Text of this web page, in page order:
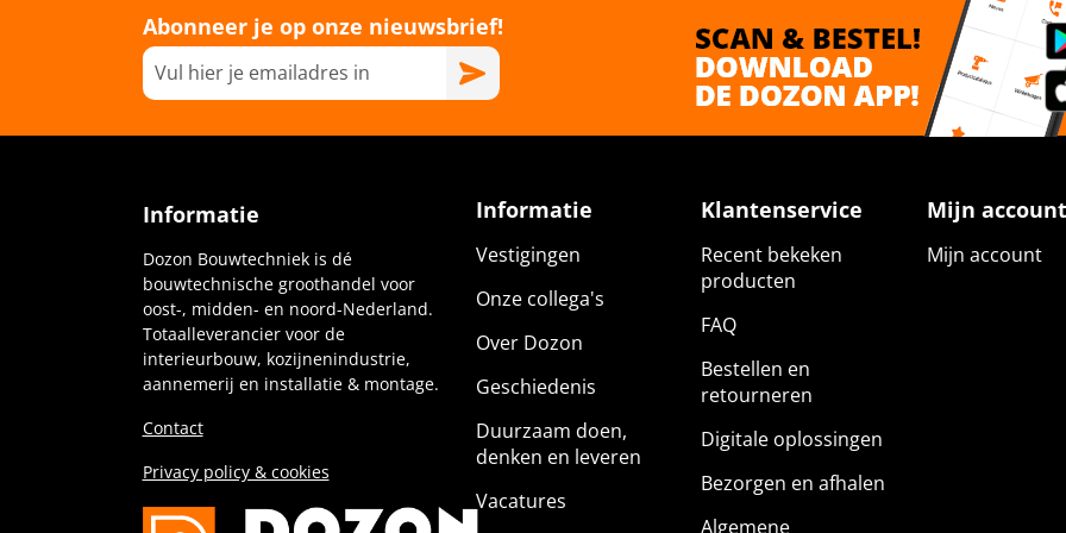
Abonneer je op onze nieuwsbrief!
Informatie
Dozon Bouwtechniek is dé
bouwtechnische groothandel voor
oost-, midden- en noord-Nederland.
Totaalleverancier voor de
interieurbouw, kozijnenindustrie,
aannemerij en installatie & montage.
Contact
Privacy policy & cookies
Informatie
Vestigingen
Onze collega's
Over Dozon
Geschiedenis
Duurzaam doen,
denken en leveren
Vacatures
Klantenservice
Recent bekeken
producten
FAQ
Bestellen en
retourneren
Digitale oplossingen
Bezorgen en afhalen
Algemene
Mijn account
Mijn account